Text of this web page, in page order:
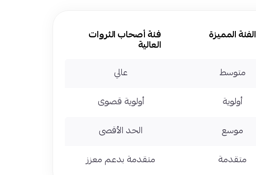
الفئة المميزة فئة أصحاب الثروات
العالية
متوسط عالي
أولوية أولوية قصوى
موسع الحد الأقصى
متقدمة متقدمة بدعم معزز